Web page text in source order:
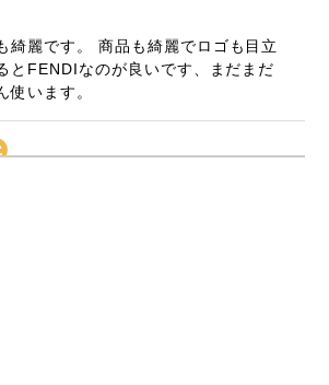
綺麗です。 商品も綺麗でロゴも目立
とFENDIなのが良いです、まだまだ
使います。